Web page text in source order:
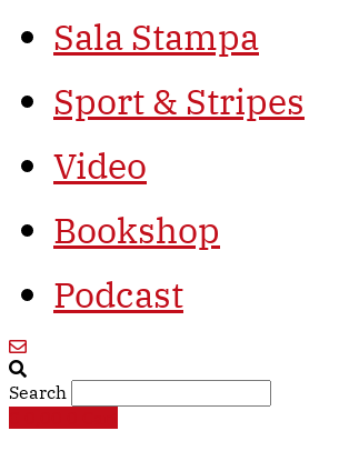
Sala Stampa
Sport & Stripes
Video
Bookshop
Podcast
Search